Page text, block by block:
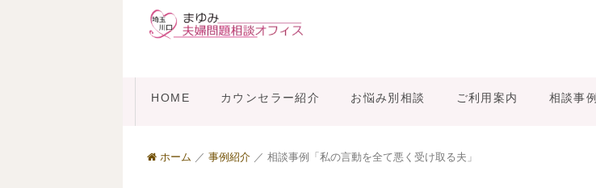
HOME カウンセラー紹介 お悩み別相談 ご利用案内 相談事例
ホーム ／ 事例紹介 ／ 相談事例「私の言動を全て悪く受け取る夫」